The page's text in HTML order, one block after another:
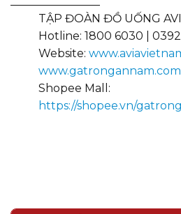
TẬP ĐOÀN ĐỒ UỐNG
Hotline: 1800 6030 |
Website:
www.gatrongannam.com
Shopee Mall:
https://shopee.vn/